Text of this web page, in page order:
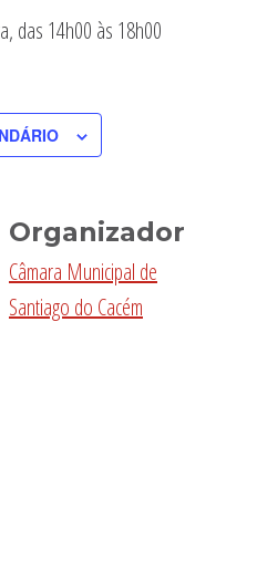
das 14h00 às 18h00
Organizador
Câmara Municipal de
Santiago do Cacém